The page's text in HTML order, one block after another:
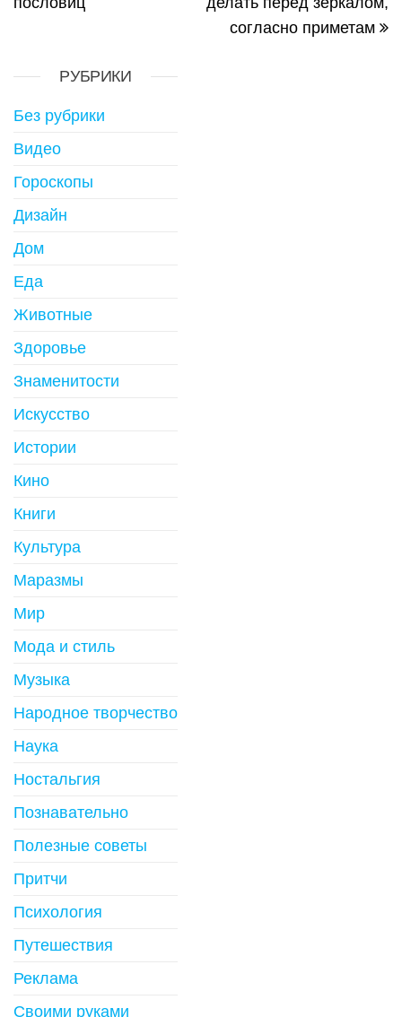
согласно приметам
РУБРИКИ
Без рубрики
Видео
Гороскопы
Дизайн
Дом
Еда
Животные
Здоровье
Знаменитости
Искусство
Истории
Кино
Книги
Культура
Маразмы
Мир
Мода и стиль
Музыка
Народное творчество
Наука
Ностальгия
Познавательно
Полезные советы
Притчи
Психология
Путешествия
Реклама
Своими руками